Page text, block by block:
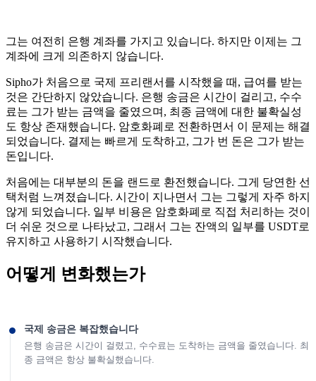
그는 여전히 은행 계좌를 가지고 있습니다. 하지만 이제는 그
계좌에 크게 의존하지 않습니다.
Sipho가 처음으로 국제 프리랜서를 시작했을 때, 급여를 받는
것은 간단하지 않았습니다. 은행 송금은 시간이 걸리고, 수수
료는 그가 받는 금액을 줄였으며, 최종 금액에 대한 불확실성
도 항상 존재했습니다. 암호화폐로 전환하면서 이 문제는 해결
되었습니다. 결제는 빠르게 도착하고, 그가 번 돈은 그가 받는
돈입니다.
처음에는 대부분의 돈을 랜드로 환전했습니다. 그게 당연한 선
택처럼 느껴졌습니다. 시간이 지나면서 그는 그렇게 자주 하지
않게 되었습니다. 일부 비용은 암호화폐로 직접 처리하는 것이
더 쉬운 것으로 나타났고, 그래서 그는 잔액의 일부를 USDT로
유지하고 사용하기 시작했습니다.
어떻게 변화했는가
국제 송금은 복잡했습니다
은행 송금은 시간이 걸렸고, 수수료는 도착하는 금액을 줄였습니다. 최
종 금액은 항상 불확실했습니다.